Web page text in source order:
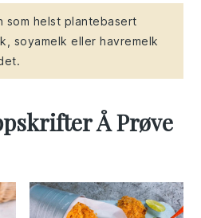
som helst plantebasert
soyamelk eller havremelk
Å Prøve